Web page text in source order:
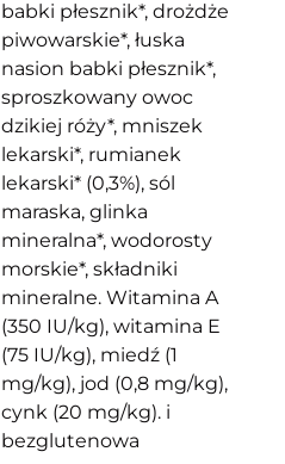
babki płesznik*, drożdże
piwowarskie*, łuska
nasion babki płesznik*,
sproszkowany owoc
dzikiej róży*, mniszek
lekarski*, rumianek
lekarski* (0,3%), sól
maraska, glinka
mineralna*, wodorosty
morskie*, składniki
mineralne. Witamina A
(350 IU/kg), witamina E
(75 IU/kg), miedź (1
mg/kg), jod (0,8 mg/kg),
cynk (20 mg/kg). i
bezglutenowa